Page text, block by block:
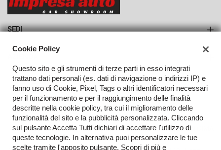
VEDI
SEDI
Azienda
Contatti
TORNA IN CIMA
Cookie Policy
Questo sito e gli strumenti di terze parti in esso integrati
trattano dati personali (es. dati di navigazione o indirizzi IP) e
fanno uso di Cookie, Pixel, Tags o altri identificatori necessari
per il funzionamento e per il raggiungimento delle finalità
descritte nella cookie policy, tra cui il miglioramento delle
funzionalità del sito e la pubblicità personalizzata. Cliccando
sul pulsante Accetta Tutti dichiari di accettare l'utilizzo di
queste tecnologie. In alternativa puoi personalizzare le tue
scelte tramite l'apposito pulsante. Scopri di più e